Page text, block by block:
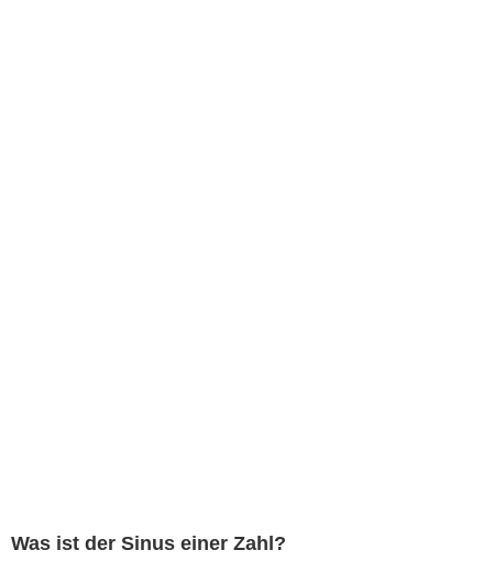
Was ist der Sinus einer Zahl?